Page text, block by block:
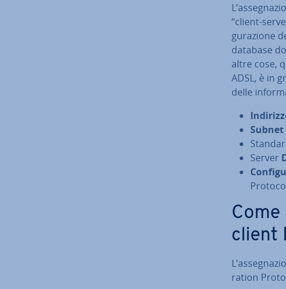
“client-
gu­ra­zio­ne
database
altre cose,
ADSL, è in
delle
Server
client
ra­tion